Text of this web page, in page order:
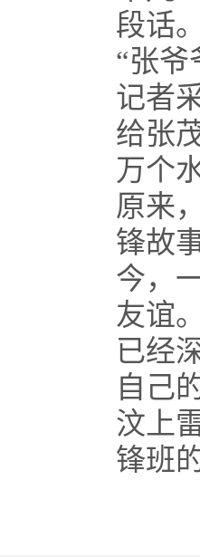
段话
“张爷
记者
给张
万个
原来
锋故
今，
友谊
已经
自己
汶上
锋班